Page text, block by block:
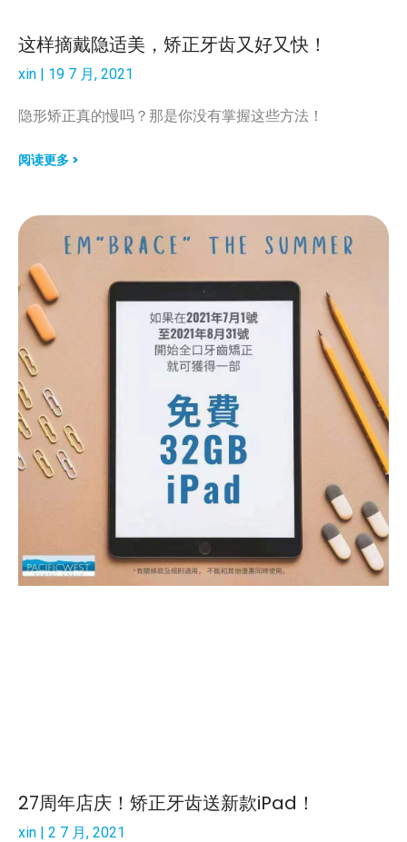
这样摘戴隐适美，矫正牙齿又好又快！
xin 19 7 月, 2021
隐形矫正真的慢吗？那是你没有掌握这些方法！
阅读更多 >
27周年店庆！矫正牙齿送新款iPad！
xin 2 7 月, 2021